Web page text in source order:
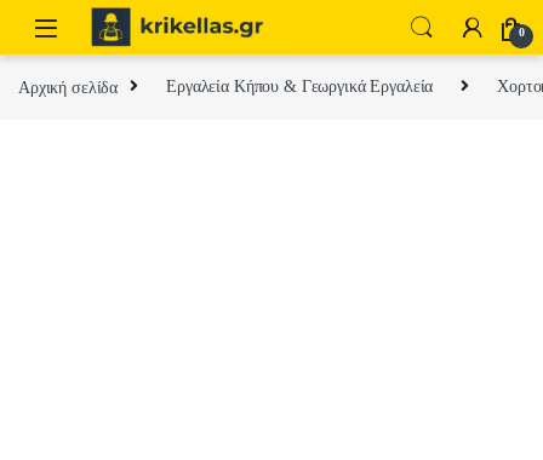
Skip to navigation
Skip to content
0
Αρχική σελίδα Εργαλεία Κήπου & Γεωργικά Εργαλεία